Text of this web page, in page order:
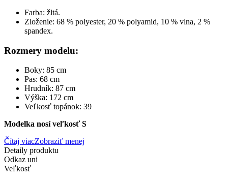
Farba: žltá.
Zloženie: 68 % polyester, 20 % polyamid, 10 % vlna, 2 %
spandex.
Rozmery modelu:
Boky: 85 cm
Pas: 68 cm
Hrudník: 87 cm
Výška: 172 cm
Veľkosť topánok: 39
Modelka nosí veľkosť S
Čítaj viacZobraziť menej
Detaily produktu
Odkaz uni
Veľkosť